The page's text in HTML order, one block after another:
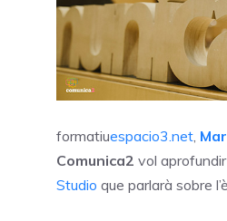
formatiuespacio3.net,
Comunica2 vol
Studio que parlarà sobre